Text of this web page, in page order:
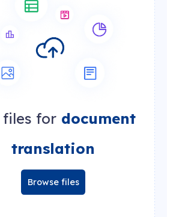
files for document
translation
Browse files